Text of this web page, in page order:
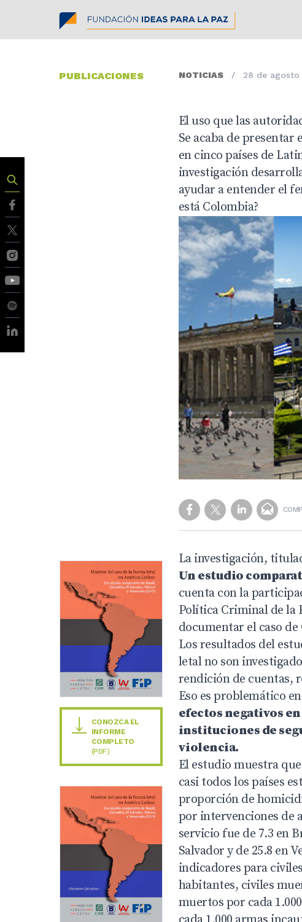
PUBLICACIONES NOTICIAS / 28 de agosto
El uso que las
Se acaba de
en cinco países de
investigación
ayudar a entender el
está Colombia?
CONOZCA EL
INFORME
COMPLETO
(PDF)
La investigación,
Un estudio
cuenta con la
Política Criminal de la
documentar el caso
Los resultados del
letal no son
rendición de cuentas,
Eso es problemático
efectos negativos
instituciones de
violencia.
El estudio muestra
casi todos los países
proporción de
por intervenciones de
servicio fue de 7.3 en
Salvador y de 25.8 en
indicadores para
habitantes, civiles
muertos por cada